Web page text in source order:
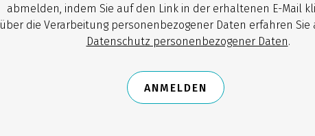
abmelden, indem Sie auf den Link in der erhaltenen E-Mail
über die Verarbeitung personenbezogener Daten erfahren Sie
Datenschutz personenbezogener Daten.
ANMELDEN